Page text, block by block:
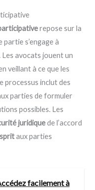
repose sur la
s’engage à
Les avocats jouent un
veillant à ce que les
processus inclut des
parties de formuler
possibles. Les
juridiquede l’accord
aux parties
facilement à